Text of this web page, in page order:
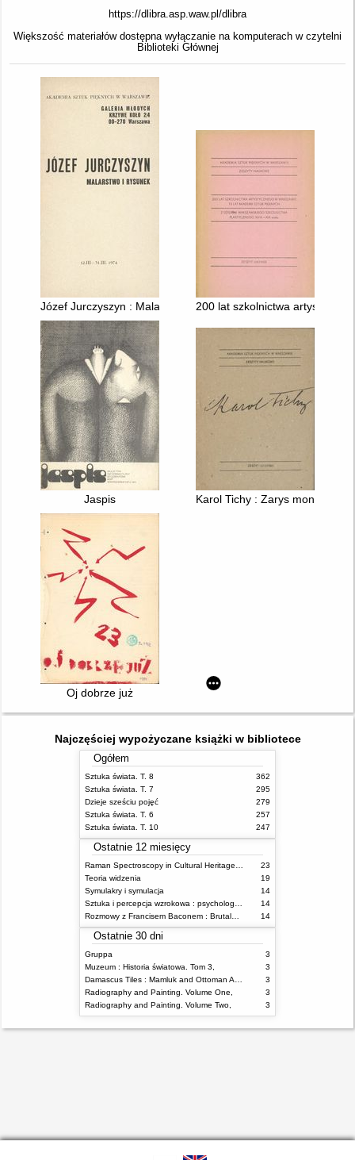
https://dlibra.asp.waw.pl/dlibra
Większość materiałów dostępna wyłączanie na komputerach w czytelni
Biblioteki Głównej
Józef Jurczyszyn : Malarstwo i rysunek200 lat szkolnictwa
Jaspis Karol Tichy : Zarys
Oj dobrze już
Najczęściej wypożyczane książki w bibliotece
Ogółem
Sztuka świata. T. 8
362
Sztuka świata. T. 7
295
Dzieje sześciu pojęć
279
Sztuka świata. T. 6
257
Sztuka świata. T. 10
247
Ostatnie 12 miesięcy
23
Teoria widzenia
19
Symulakry i symulacja
14
14
14
Ostatnie 30 dni
Gruppa
3
Muzeum : Historia światowa. Tom 3,
3
3
Radiography and Painting. Volume One,
3
Radiography and Painting. Volume Two,
3